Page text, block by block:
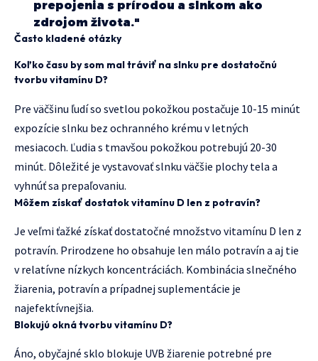
prepojenia s prírodou a slnkom ako
zdrojom života."
Často kladené otázky
Koľko času by som mal tráviť na slnku pre dostatočnú
tvorbu vitamínu D?
Pre väčšinu ľudí so svetlou pokožkou postačuje 10-15 minút
expozície slnku bez ochranného krému v letných
mesiacoch. Ľudia s tmavšou pokožkou potrebujú 20-30
minút. Dôležité je vystavovať slnku väčšie plochy tela a
vyhnúť sa prepaľovaniu.
Môžem získať dostatok vitamínu D len z potravín?
Je veľmi ťažké získať dostatočné množstvo vitamínu D len z
potravín. Prirodzene ho obsahuje len málo potravín a aj tie
v relatívne nízkych koncentráciách. Kombinácia slnečného
žiarenia, potravín a prípadnej suplementácie je
najefektívnejšia.
Blokujú okná tvorbu vitamínu D?
Áno, obyčajné sklo blokuje UVB žiarenie potrebné pre